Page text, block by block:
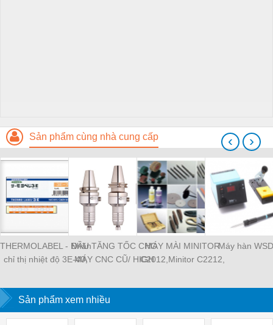
Sản phẩm cùng nhà cung cấp
THERMOLABEL - Nhãn
chỉ thị nhiệt độ 3E-40,
thermolabe Nigk
ĐẦU TĂNG TỐC CHO
MÁY CNC CŨ/ HIGH
MÁY MÀI MINITOR
C2012,Minitor C2212,
MINIMO máy mài siêu
khuôn mẫu Minitor
Máy hàn
‹ ›
Sản phẩm xem nhiều